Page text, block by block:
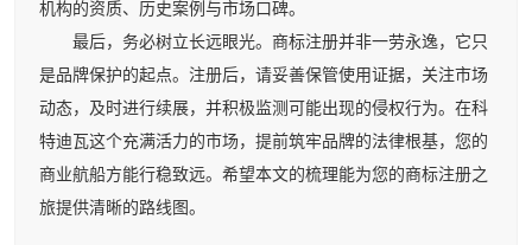
机构的资质、历史案例与市场口碑。
最后，务必树立长远眼光。商标注册并非一劳永逸，它只
是品牌保护的起点。注册后，请妥善保管使用证据，关注市场
动态，及时进行续展，并积极监测可能出现的侵权行为。在科
特迪瓦这个充满活力的市场，提前筑牢品牌的法律根基，您的
商业航船方能行稳致远。希望本文的梳理能为您的商标注册之
旅提供清晰的路线图。